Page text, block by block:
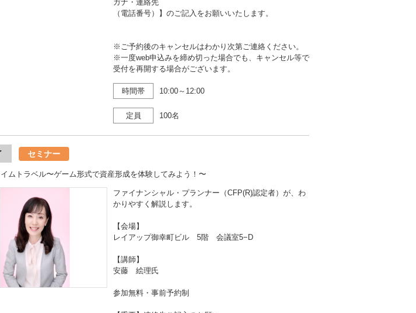
ガナ・連絡先
（電話番号）】のご記入をお願いいたします。
※ご予約後のキャンセルはわかり次第ご連絡ください。
※一度web申込みを締め切った場合でも、キャンセル等で
受付を再開する場合がございます。
時間帯 10:00～12:00
定員 100名
セミナー
ムトラベル〜ゲーム形式で資産形成を体験してみよう！〜
ファイナンシャル・プランナー（CFP(R)認定者）が、わ
かりやすく解説します。
【会場】
レイアップ御幸町ビル 5階 会議室5−D
【講師】
安藤 絵理氏
参加無料・事前予約制